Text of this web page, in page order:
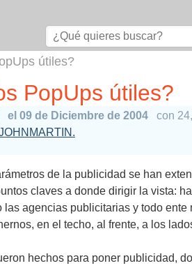
útiles?
PopUps útiles?
el 09 de Diciembre de 2004
con
de la publicidad se han
claves a donde dirigir la vista:
las agencias publicitarias y todo
en el techo, al frente, a los
hechos para poner publicidad,